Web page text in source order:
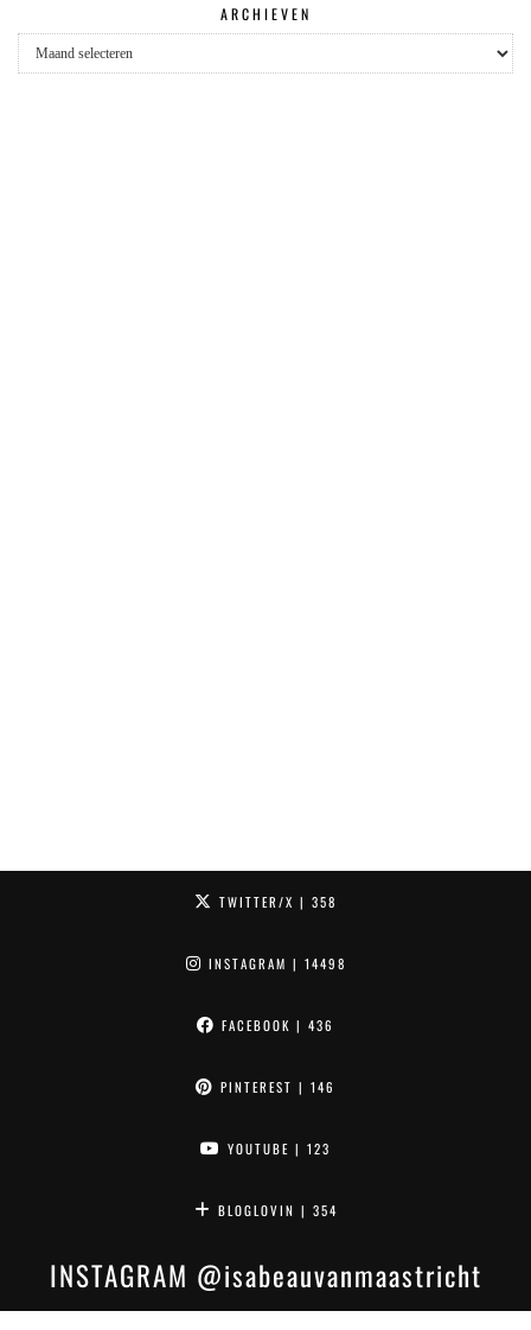
ARCHIEVEN
Archieven
TWITTER/X | 358
INSTAGRAM | 14498
FACEBOOK | 436
PINTEREST | 146
YOUTUBE | 123
BLOGLOVIN | 354
INSTAGRAM @isabeauvanmaastricht